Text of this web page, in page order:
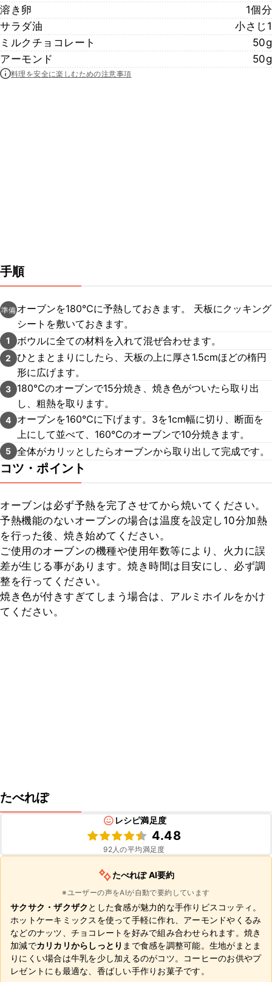
溶き卵
1個分
サラダ油
小さじ1
ミルクチョコレート
50g
アーモンド
50g
料理を安全に楽しむための注意事項
手順
準備 オーブンを180℃に予熱しておきます。 天板にクッキング
シートを敷いておきます。
1 ボウルに全ての材料を入れて混ぜ合わせます。
2
ひとまとまりにしたら、天板の上に厚さ1.5cmほどの楕円
形に広げます。
3
180℃のオーブンで15分焼き、焼き色がついたら取り出
し、粗熱を取ります。
4
オーブンを160℃に下げます。3を1cm幅に切り、断面を
上にして並べて、160℃のオーブンで10分焼きます。
5 全体がカリッとしたらオーブンから取り出して完成です。
コツ・ポイント
オーブンは必ず予熱を完了させてから焼いてください。
予熱機能のないオーブンの場合は温度を設定し10分加熱
を行った後、焼き始めてください。
ご使用のオーブンの機種や使用年数等により、火力に誤
差が生じる事があります。焼き時間は目安にし、必ず調
整を行ってください。
焼き色が付きすぎてしまう場合は、アルミホイルをかけ
てください。
たべれぽ
レシピ満足度
4.48
92人の平均満足度
たべれぽ AI要約
※ユーザーの声をAIが自動で要約しています
サクサク・ザクザク とした食感が魅力的な手作りビスコッティ。
ホットケーキミックスを使って手軽に作れ、アーモンドやくるみ
などのナッツ、チョコレートを好みで組み合わせられます。焼き
加減でカリカリからしっとり まで食感を調整可能。生地がまとま
りにくい場合は牛乳を少し加えるのがコツ。コーヒーのお供やプ
レゼントにも最適な、香ばしい手作りお菓子です。